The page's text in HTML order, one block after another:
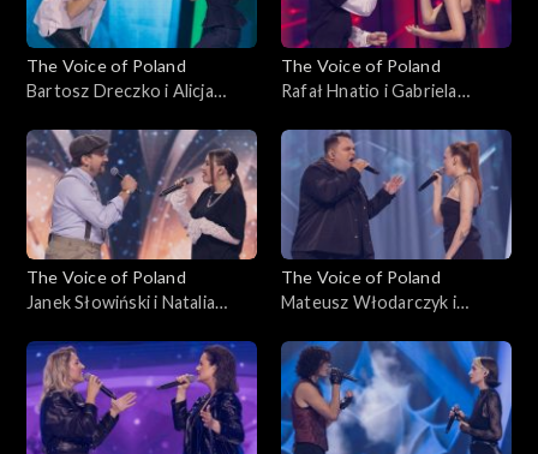
The Voice of Poland
Bartosz Dreczko i Alicja
nie mówię nie”, „The Voice of
Poland”, Bitwy, 25
października 2025
The Voice of Poland
Rafał Hnatio i Gabriela
Golarza”, „The Voice of
Poland”, Bitwy, 25
października 2025
The Voice of Poland
Janek Słowiński i Natalia
Seen the Rain”, „The Voice of
Poland”, Bitwy, 25
października 2025
The Voice of Poland
Mateusz Włodarczyk i
„The Voice of Poland”, Bitwy,
25 października 2025